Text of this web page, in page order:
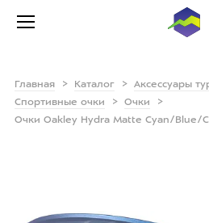
Главная Каталог
Аксессуары
Спортивные очки
Очки
Очки Oakley Hydra Matte Cyan/Blue/